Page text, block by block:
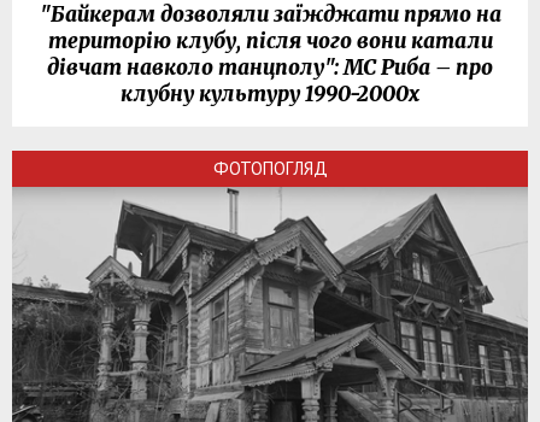
"Байкерам дозволяли заїжджати прямо на
територію клубу, після чого вони катали
дівчат навколо танцполу": МС Риба – про
клубну культуру 1990-2000х
ФОТОПОГЛЯД